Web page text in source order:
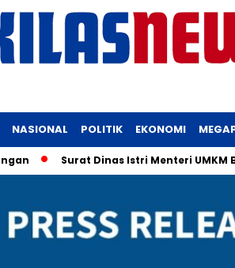
NASIONAL POLITIK EKONOMI
Surat Dinas Istri Menteri UMKM Bikin